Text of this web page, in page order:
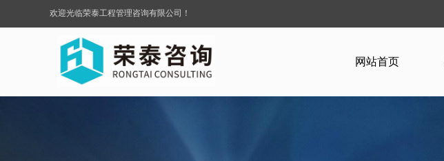
欢迎光临荣泰工程管理咨询有限公司！
网站首页